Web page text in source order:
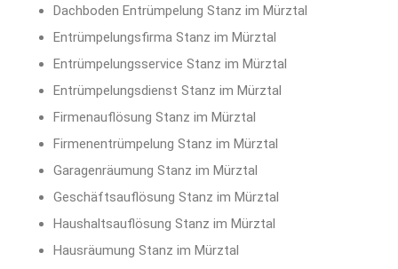
Dachboden Entrümpelung Stanz im Mürztal
Entrümpelungsfirma Stanz im Mürztal
Entrümpelungsservice Stanz im Mürztal
Entrümpelungsdienst Stanz im Mürztal
Firmenauflösung Stanz im Mürztal
Firmenentrümpelung Stanz im Mürztal
Garagenräumung Stanz im Mürztal
Geschäftsauflösung Stanz im Mürztal
Haushaltsauflösung Stanz im Mürztal
Hausräumung Stanz im Mürztal